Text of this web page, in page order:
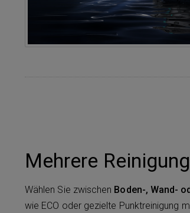
Mehrere
Wählen Sie zwischen Boden-, Wand-
wie ECO oder gezielte Punktreinigung